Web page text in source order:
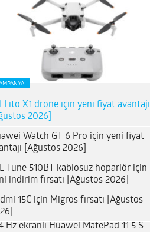
Lito X1 drone için yeni fiyat avantajı
2026]
Watch GT 6 Pro için yeni fiyat
[Ağustos 2026]
Tune 510BT kablosuz hoparlör için
indirim fırsatı [Ağustos 2026]
15C için Migros fırsatı [Ağustos
Hz ekranlı Huawei MatePad 11.5 S